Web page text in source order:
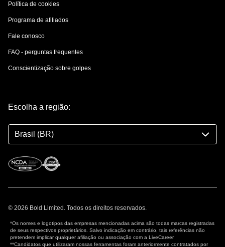
Política de cookies
Programa de afiliados
Fale conosco
FAQ - perguntas frequentes
Conscientização sobre golpes
Escolha a região:
Brasil (BR)
© 2026 Bold Limited. Todos os direitos reservados.
*Os nomes e logotipos das empresas mencionadas acima são todas marcas registradas
de seus respectivos proprietários. Salvo indicação em contrário, tais referências não
pretendem implicar qualquer afiliação ou associação com a LiveCareer
**Candidatos que utilizaram nossas ferramentas foram anteriormente contratados por